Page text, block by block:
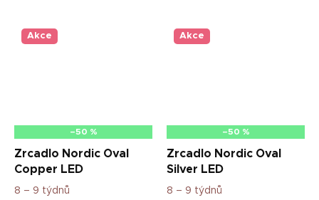
Akce
–50 %
Zrcadlo Nordic Oval
Copper LED
8 – 9 týdnů
Akce
–50 %
Zrcadlo Nordic Oval
Silver LED
8 – 9 týdnů